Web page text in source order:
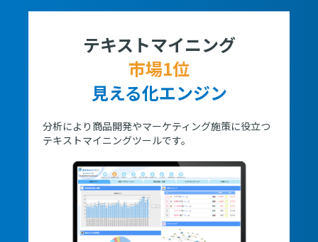
テキストマイニング
市場1位
見える化エンジン
分析により商品開発やマーケティング施策に役立つ
テキストマイニングツールです。